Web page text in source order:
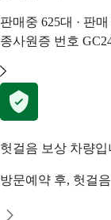
판매중 625대 · 판
종사원증 번호
헛걸음 보상 차량입
방문예약 후, 헛걸